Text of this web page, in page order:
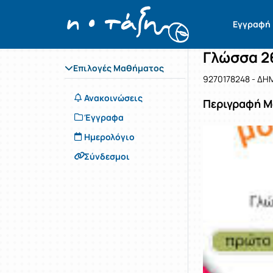
Εγγραφή
Επιλογές Μαθήματος
Ανακοινώσεις
Έγγραφα
Ημερολόγιο
Σύνδεσμοι
Αρχική Σελίδα
Μάθημα :
Κωδικός :
Γλώσσα
9270178248 -
Περιγραφή